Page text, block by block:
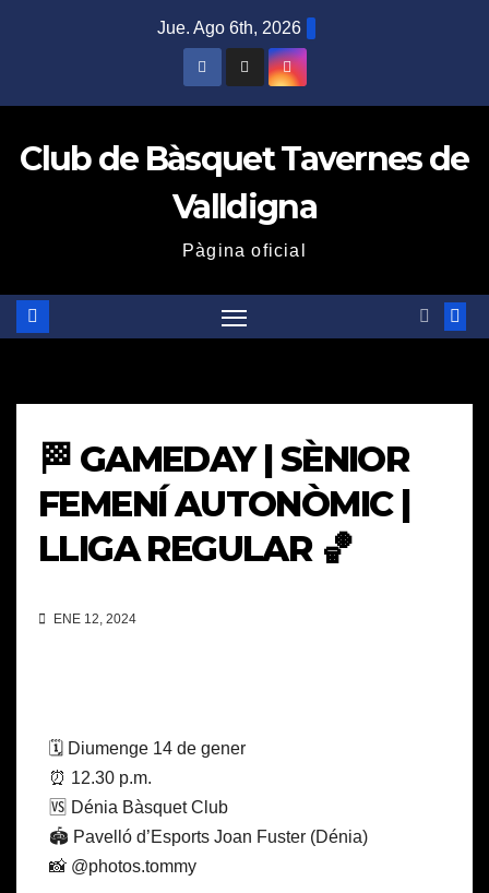
Jue. Ago 6th, 2026
Club de Bàsquet Tavernes de
Valldigna
Pàgina oficial
🏁 GAMEDAY | SÈNIOR
FEMENÍ AUTONÒMIC |
LLIGA REGULAR 🏀
ENE 12, 2024
🗓️ Diumenge 14 de gener
⏰ 12.30 p.m.
🆚 Dénia Bàsquet Club
🏟️ Pavelló d’Esports Joan Fuster (Dénia)
📸 @photos.tommy